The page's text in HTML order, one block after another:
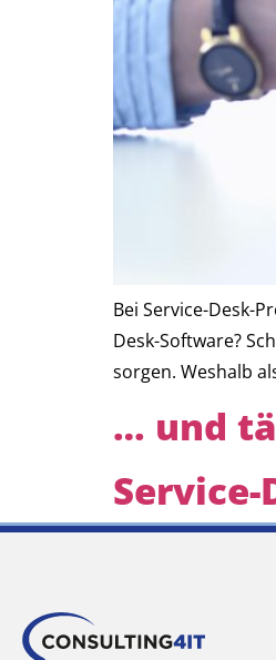
Bei Service-Desk-
Desk-Software?
sorgen. Weshalb
… und